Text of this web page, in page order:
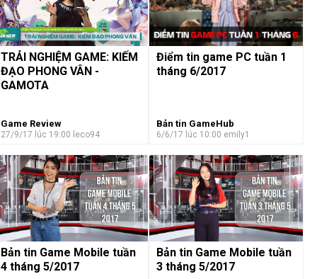
TRẢI NGHIỆM GAME: KIẾM
ĐẠO PHONG VÂN -
GAMOTA
Game Review
27/9/17 lúc 19:00 leco94
Điểm tin game PC tuần 1
tháng 6/2017
Bản tin GameHub
6/6/17 lúc 10:00 emily1
Bản tin Game Mobile tuần
4 tháng 5/2017
Bản tin Game Mobile tuần
3 tháng 5/2017